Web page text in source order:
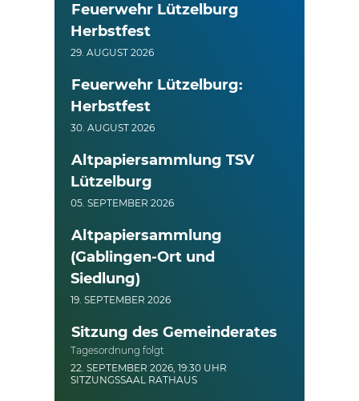
Feuerwehr Lützelburg
Herbstfest
29. AUGUST 2026
Feuerwehr Lützelburg:
Herbstfest
30. AUGUST 2026
Altpapiersammlung TSV
Lützelburg
05. SEPTEMBER 2026
Altpapiersammlung
(Gablingen-Ort und
Siedlung)
19. SEPTEMBER 2026
Sitzung des Gemeinderates
Tagesordnung folgt
22. SEPTEMBER 2026, 19:30 UHR
SITZUNGSSAAL RATHAUS